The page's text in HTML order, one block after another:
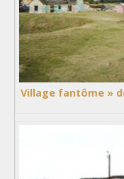
Village fantôme »